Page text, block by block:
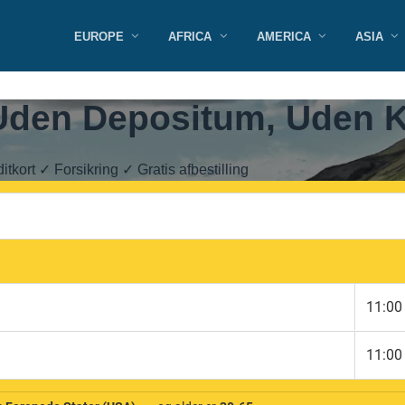
EUROPE AFRICA AMERICA ASIA
Depositum, Uden
✓ Forsikring ✓ Gratis afbestilling